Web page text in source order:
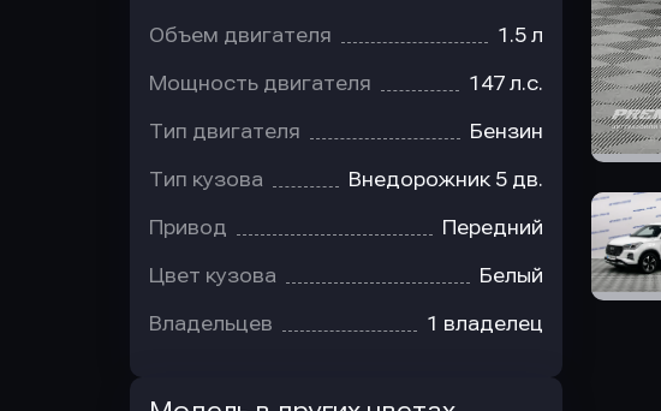
Объем двигателя 1.5 л
Мощность двигателя 147 л.с.
Тип двигателя Бензин
Тип кузова Внедорожник 5 дв.
Привод Передний
Цвет кузова Белый
Владельцев 1 владелец